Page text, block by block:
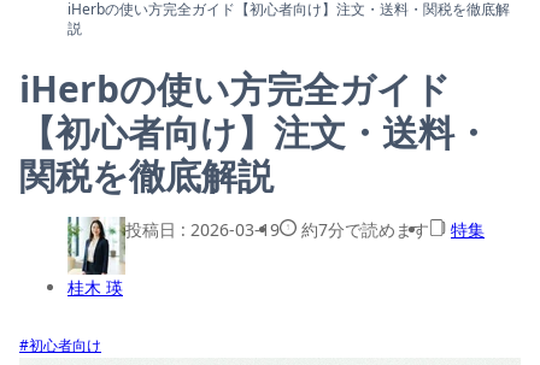
iHerbの使い方完全ガイド【初心者向け】注文・送料・関税を徹底解
説
iHerbの使い方完全ガイド
【初心者向け】注文・送料・
関税を徹底解説
桂木 瑛
投稿日 : 2026-03-19 約7分で読めます 特集
#初心者向け